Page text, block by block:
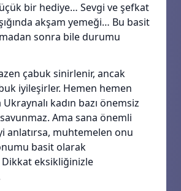
bir hediye… Sevgi ve şefkat
akşam yemeği… Bu basit
sonra bile durumu
çabuk sinirlenir, ancak
iyileşirler. Hemen hemen
kadın bazı önemsiz
Ama sana önemli
anlatırsa, muhtemelen onu
basit olarak
Dikkat eksikliğinizle